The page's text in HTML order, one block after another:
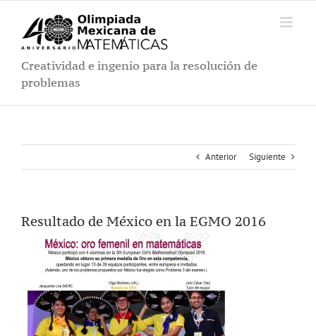
contenido
Creatividad e ingenio para la resolución de
problemas
Anterior Siguiente
Resultado de México en la EGMO 2016